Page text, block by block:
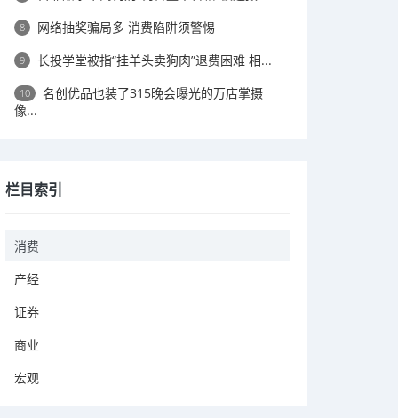
8 网络抽奖骗局多 消费陷阱须警惕
9 长投学堂被指“挂羊头卖狗肉”退费困难 相...
10
名创优品也装了315晚会曝光的万店掌摄
像...
栏目索引
消费
产经
证券
商业
宏观